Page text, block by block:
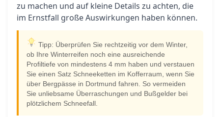
zu machen und auf kleine Details zu achten, die
im Ernstfall große Auswirkungen haben können.
Tipp: Überprüfen Sie rechtzeitig vor dem Winter,
ob Ihre Winterreifen noch eine ausreichende
Profiltiefe von mindestens 4 mm haben und verstauen
Sie einen Satz Schneeketten im Kofferraum, wenn Sie
über Bergpässe in Dortmund fahren. So vermeiden
Sie unliebsame Überraschungen und Bußgelder bei
plötzlichem Schneefall.